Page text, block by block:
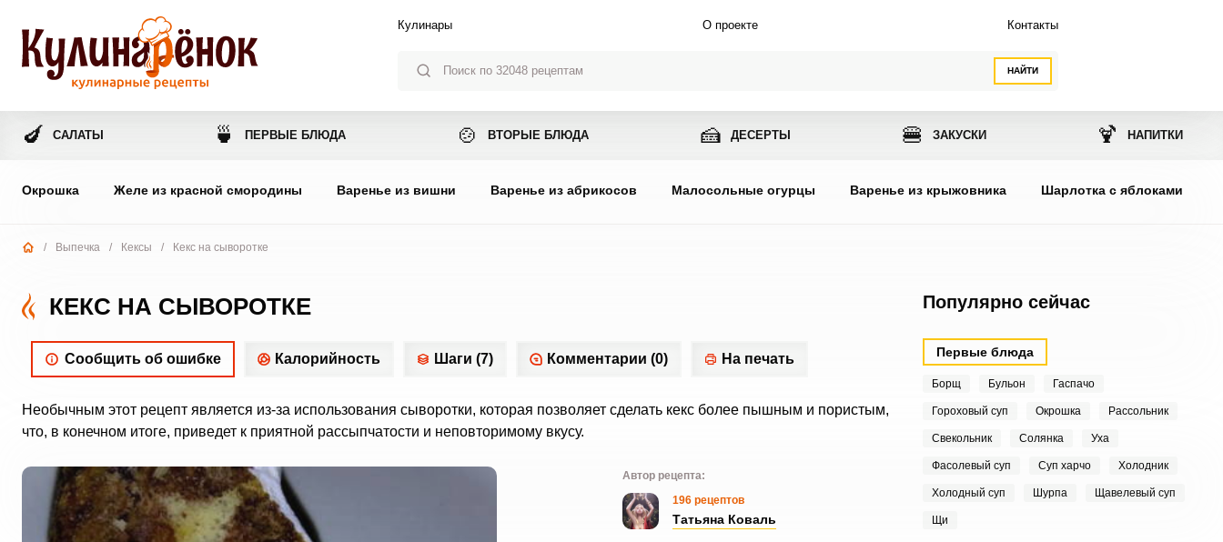
НАЙТИ
Кулинары О проекте Контакты
🍆 САЛАТЫ 🍵 ПЕРВЫЕ БЛЮДА 🍲 ВТОРЫЕ БЛЮДА 🍰 ДЕСЕРТЫ 🍔 ЗАКУСКИ 🍹 НАПИТКИ
Окрошка Желе из красной смородины Варенье из вишни Варенье из абрикосов Малосольные огурцы Варенье из крыжовника Шарлотка с яблоками
/ Выпечка / Кексы / Кекс на сыворотке
КЕКС НА СЫВОРОТКЕ
Сообщить об ошибке Калорийность Шаги (7) Комментарии (0) На печать
Необычным этот рецепт является из-за использования сыворотки, которая позволяет сделать кекс более пышным и пористым,
что, в конечном итоге, приведет к приятной рассыпчатости и неповторимому вкусу.
Автор рецепта:
196 рецептов
Татьяна Коваль
Популярно сейчас
Первые блюда
Борщ Бульон Гаспачо
Гороховый суп Окрошка Рассольник
Свекольник Солянка Уха
Фасолевый суп Суп харчо Холодник
Холодный суп Шурпа Щавелевый суп
Щи